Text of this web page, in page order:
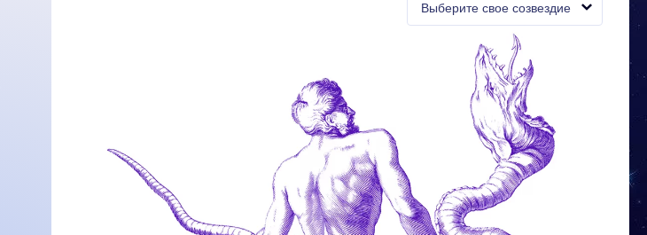
Выберите свое созвездие